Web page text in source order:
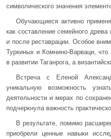
символического значения
Обучающиеся активно
как составление семейного
и после реставрации. Особое
Туркиных и Комнино-Варваци, что
в развитии Таганрога, а
Встреча с Еленой
уникальную возможность
деятельности и мерах по
подчеркнула важность
В результате, помимо
приобрели ценные навыки